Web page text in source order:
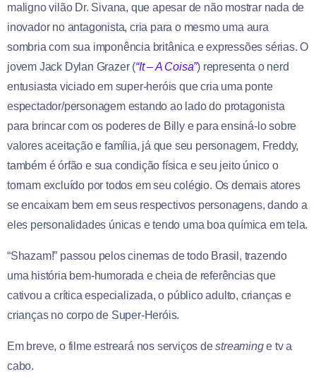
maligno vilão Dr. Sivana, que apesar de não mostrar nada de
inovador no antagonista, cria para o mesmo uma aura
sombria com sua imponência britânica e expressões sérias. O
jovem Jack Dylan Grazer (“It – A Coisa”) representa o nerd
entusiasta viciado em super-heróis que cria uma ponte
espectador/personagem estando ao lado do protagonista
para brincar com os poderes de Billy e para ensiná-lo sobre
valores aceitação e família, já que seu personagem, Freddy,
também é órfão e sua condição física e seu jeito único o
tornam excluído por todos em seu colégio. Os demais atores
se encaixam bem em seus respectivos personagens, dando a
eles personalidades únicas e tendo uma boa química em tela.
“Shazam!” passou pelos cinemas de todo Brasil, trazendo
uma história bem-humorada e cheia de referências que
cativou a crítica especializada, o público adulto, crianças e
crianças no corpo de Super-Heróis.
Em breve, o filme estreará nos serviços destreaminge tv a
cabo.